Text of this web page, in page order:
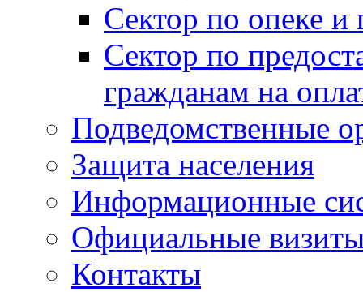
Сектор по опеке и
Сектор по
гражданам на
Подведомственные
Защита населения
Информационные
Официальные
Контакты